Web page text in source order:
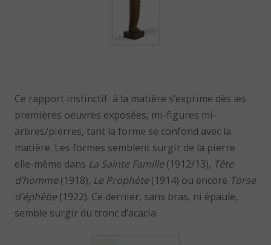
Ce rapport instinctif à la matière s’exprime dès les
premières oeuvres exposées, mi-figures mi-
arbres/pierres, tant la forme se confond avec la
matière. Les formes semblent surgir de la pierre
elle-même dans La Sainte Famille(1912/13), Tête
d’homme(1918), Le Prophète(1914) ou encore Torse
d’éphèbe(1922). Ce dernier, sans bras, ni épaule,
semble surgir du tronc d’acacia.